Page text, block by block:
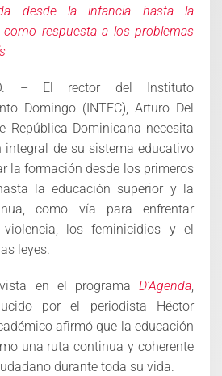
desde la infancia hasta la
respuesta a los problemas
– El rector del Instituto
Domingo (INTEC), Arturo Del
República Dominicana necesita
integral de su sistema educativo
la formación desde los primeros
la educación superior y la
como vía para enfrentar
los feminicidios y el
leyes.
en el programa D’Agenda,
por el periodista Héctor
afirmó que la educación
una ruta continua y coherente
durante toda su vida.